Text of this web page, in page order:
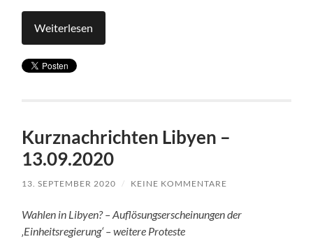
Weiterlesen
Kurznachrichten Libyen –
13.09.2020
13. SEPTEMBER 2020 / KEINE KOMMENTARE
Wahlen in Libyen? – Auflösungserscheinungen der
‚Einheitsregierung‘ – weitere Proteste